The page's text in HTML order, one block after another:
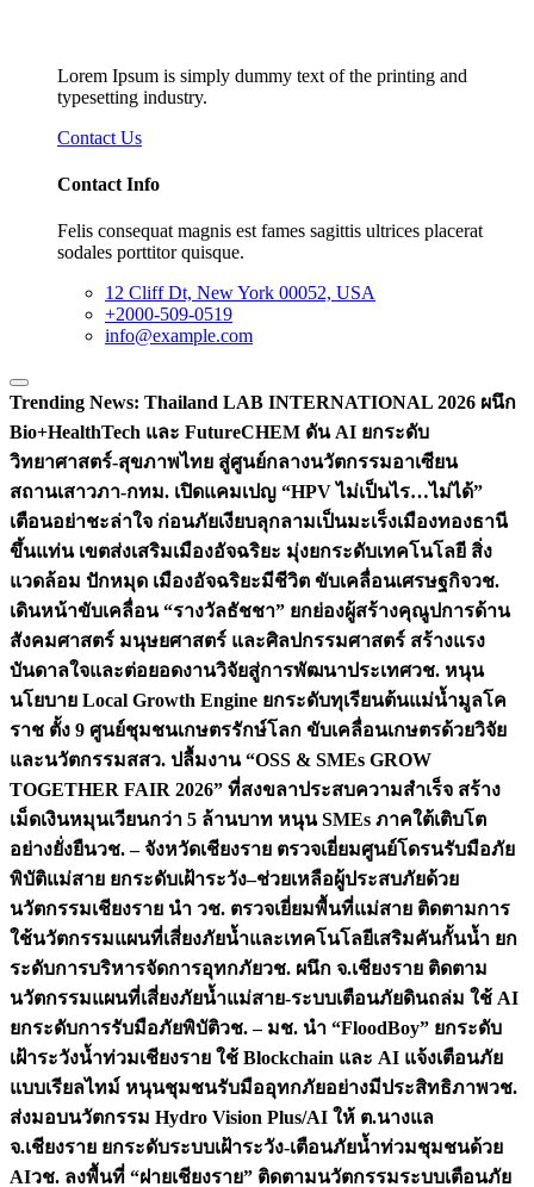
Lorem Ipsum is simply dummy text of the printing and
typesetting industry.
Contact Us
Contact Info
Felis consequat magnis est fames sagittis ultrices placerat
sodales porttitor quisque.
12 Cliff Dt, New York 00052, USA
+2000-509-0519
info@example.com
Trending News: Thailand LAB INTERNATIONAL 2026 ผนึก
Bio+HealthTech และ FutureCHEM ดัน AI ยกระดับ
วิทยาศาสตร์-สุขภาพไทย สู่ศูนย์กลางนวัตกรรมอาเซียน
สถานเสาวภา-กทม. เปิดแคมเปญ “HPV ไม่เป็นไร…ไม่ได้”
เตือนอย่าชะล่าใจ ก่อนภัยเงียบลุกลามเป็นมะเร็งเมืองทองธานี
ขึ้นแท่น เขตส่งเสริมเมืองอัจฉริยะ มุ่งยกระดับเทคโนโลยี สิ่ง
แวดล้อม ปักหมุด เมืองอัจฉริยะมีชีวิต ขับเคลื่อนเศรษฐกิจวช.
เดินหน้าขับเคลื่อน “รางวัลธัชชา” ยกย่องผู้สร้างคุณูปการด้าน
สังคมศาสตร์ มนุษยศาสตร์ และศิลปกรรมศาสตร์ สร้างแรง
บันดาลใจและต่อยอดงานวิจัยสู่การพัฒนาประเทศวช. หนุน
นโยบาย Local Growth Engine ยกระดับทุเรียนต้นแม่น้ำมูลโค
ราช ตั้ง 9 ศูนย์ชุมชนเกษตรรักษ์โลก ขับเคลื่อนเกษตรด้วยวิจัย
และนวัตกรรมสสว. ปลื้มงาน “OSS & SMEs GROW
TOGETHER FAIR 2026” ที่สงขลาประสบความสำเร็จ สร้าง
เม็ดเงินหมุนเวียนกว่า 5 ล้านบาท หนุน SMEs ภาคใต้เติบโต
อย่างยั่งยืนวช. – จังหวัดเชียงราย ตรวจเยี่ยมศูนย์โดรนรับมือภัย
พิบัติแม่สาย ยกระดับเฝ้าระวัง–ช่วยเหลือผู้ประสบภัยด้วย
นวัตกรรมเชียงราย นำ วช. ตรวจเยี่ยมพื้นที่แม่สาย ติดตามการ
ใช้นวัตกรรมแผนที่เสี่ยงภัยน้ำและเทคโนโลยีเสริมคันกั้นน้ำ ยก
ระดับการบริหารจัดการอุทกภัยวช. ผนึก จ.เชียงราย ติดตาม
นวัตกรรมแผนที่เสี่ยงภัยน้ำแม่สาย-ระบบเตือนภัยดินถล่ม ใช้ AI
ยกระดับการรับมือภัยพิบัติวช. – มช. นำ “FloodBoy” ยกระดับ
เฝ้าระวังน้ำท่วมเชียงราย ใช้ Blockchain และ AI แจ้งเตือนภัย
แบบเรียลไทม์ หนุนชุมชนรับมืออุทกภัยอย่างมีประสิทธิภาพวช.
ส่งมอบนวัตกรรม Hydro Vision Plus/AI ให้ ต.นางแล
จ.เชียงราย ยกระดับระบบเฝ้าระวัง-เตือนภัยน้ำท่วมชุมชนด้วย
AIวช. ลงพื้นที่ “ฝายเชียงราย” ติดตามนวัตกรรมระบบเตือนภัย